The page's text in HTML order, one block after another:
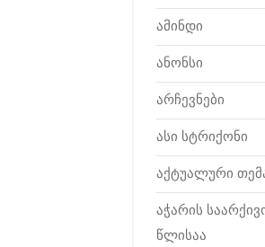
ამინდი
ანონსი
არჩევნები
ასი სტრიქონი
აქტუალური
აჭარის
წლისაა